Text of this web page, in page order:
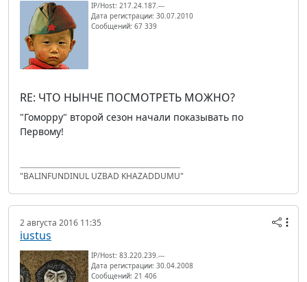
IP/Host: 217.24.187.---
Дата регистрации: 30.07.2010
Сообщений: 67 339
RE: ЧТО НЫНЧЕ ПОСМОТРЕТЬ МОЖНО?
"Гоморру" второй сезон начали показывать по
Первому!
"BALINFUNDINUL UZBAD KHAZADDUMU"
2 августа 2016 11:35
iustus
IP/Host: 83.220.239.---
Дата регистрации: 30.04.2008
Сообщений: 21 406